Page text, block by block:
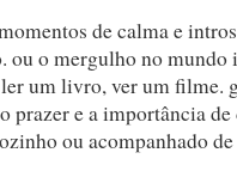
de calma e
ou o mergulho no
um livro, ver um filme.
prazer e a importância
ou acompanhado